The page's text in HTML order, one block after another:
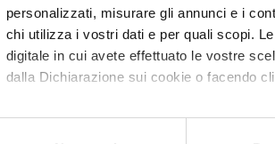
personalizzati, misurare gli annunci e i
chi utilizza i vostri dati e per quali scopi.
digitale in cui avete effettuato le vostre
dalla Dichiarazione sui cookie o facendo
Con il tuo consenso, vorremmo anche: